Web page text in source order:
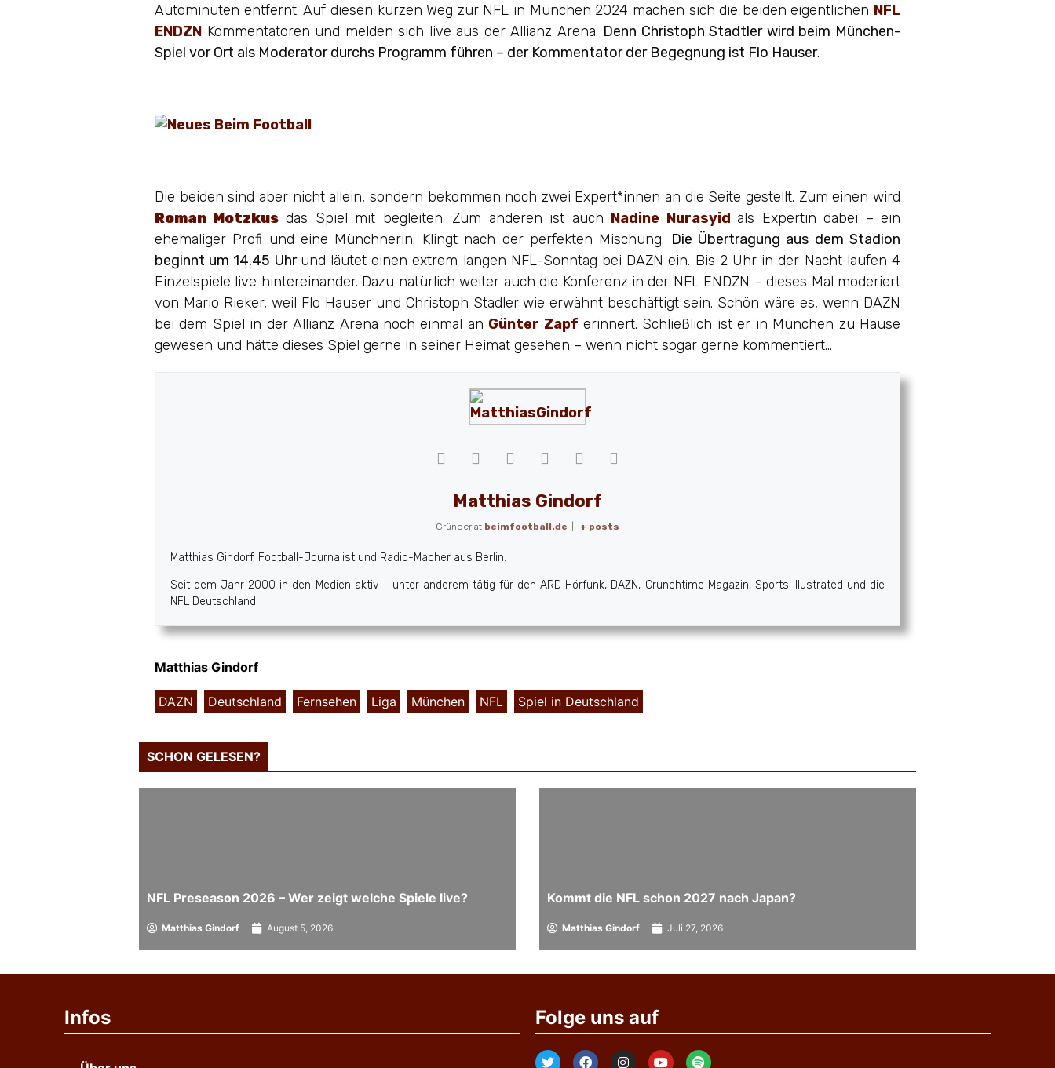
Autominuten entfernt. Auf diesen kurzen Weg zur NFL in München 2024 machen sich die beiden eigentlichen NFL
ENDZN Kommentatoren und melden sich live aus der Allianz Arena. Denn Christoph Stadtler wird beim München-
Spiel vor Ort als Moderator durchs Programm führen – der Kommentator der Begegnung ist Flo Hauser.
Die beiden sind aber nicht allein, sondern bekommen noch zwei Expert*innen an die Seite gestellt. Zum einen wird
Roman Motzkusdas Spiel mit begleiten. Zum anderen ist auch Nadine Nurasyid als Expertin dabei – ein
ehemaliger Profi und eine Münchnerin. Klingt nach der perfekten Mischung. Die Übertragung aus dem Stadion
beginnt um 14.45 Uhr und läutet einen extrem langen NFL-Sonntag bei DAZN ein. Bis 2 Uhr in der Nacht laufen 4
Einzelspiele live hintereinander. Dazu natürlich weiter auch die Konferenz in der NFL ENDZN – dieses Mal moderiert
von Mario Rieker, weil Flo Hauser und Christoph Stadler wie erwähnt beschäftigt sein. Schön wäre es, wenn DAZN
bei dem Spiel in der Allianz Arena noch einmal an Günter Zapf erinnert. Schließlich ist er in München zu Hause
gewesen und hätte dieses Spiel gerne in seiner Heimat gesehen – wenn nicht sogar gerne kommentiert…
Matthias Gindorf
Gründer at beimfootball.de + posts
Matthias Gindorf, Football-Journalist und Radio-Macher aus Berlin.
Seit dem Jahr 2000 in den Medien aktiv - unter anderem tätig für den ARD Hörfunk, DAZN, Crunchtime Magazin, Sports Illustrated und die
NFL Deutschland.
Matthias Gindorf
DAZN Deutschland Fernsehen Liga München NFL Spiel in Deutschland
SCHON GELESEN?
NFL Preseason 2026 – Wer zeigt welche Spiele live?
Matthias Gindorf August 5, 2026
Kommt die NFL schon 2027 nach Japan?
Matthias Gindorf Juli 27, 2026
Infos Folge uns auf